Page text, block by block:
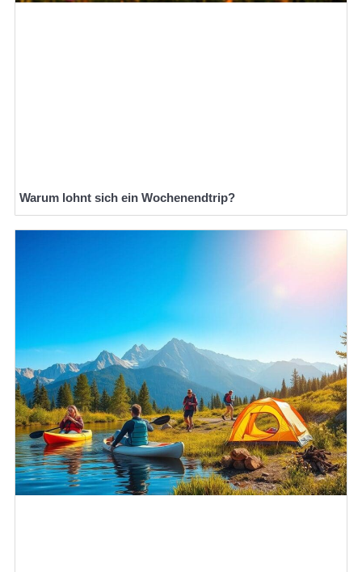
Warum lohnt sich ein Wochenendtrip?